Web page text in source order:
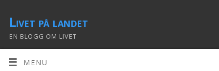
Livet på landet
EN BLOGG OM LIVET
MENU